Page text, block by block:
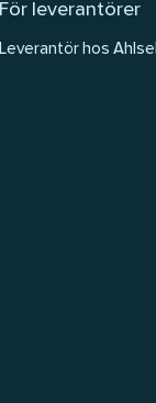
För leverantörer
Leverantör hos Ahlsell